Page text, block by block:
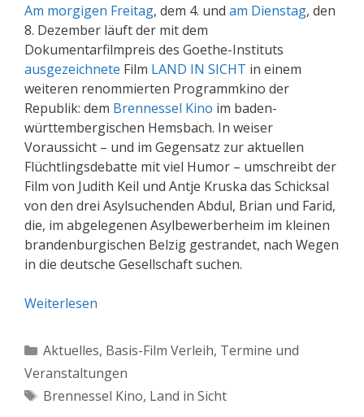
Am morgigen Freitag, dem 4. und am Dienstag, den
8. Dezember läuft der mit dem
Dokumentarfilmpreis des Goethe-Instituts
ausgezeichnete Film LAND IN SICHT in einem
weiteren renommierten Programmkino der
Republik: dem Brennessel Kino im baden-
württembergischen Hemsbach. In weiser
Voraussicht – und im Gegensatz zur aktuellen
Flüchtlingsdebatte mit viel Humor – umschreibt der
Film von Judith Keil und Antje Kruska das Schicksal
von den drei Asylsuchenden Abdul, Brian und Farid,
die, im abgelegenen Asylbewerberheim im kleinen
brandenburgischen Belzig gestrandet, nach Wegen
in die deutsche Gesellschaft suchen.
Weiterlesen
Kategorien
Aktuelles, Basis-Film Verleih, Termine und
Veranstaltungen
Schlagwörter
Brennessel Kino, Land in Sicht